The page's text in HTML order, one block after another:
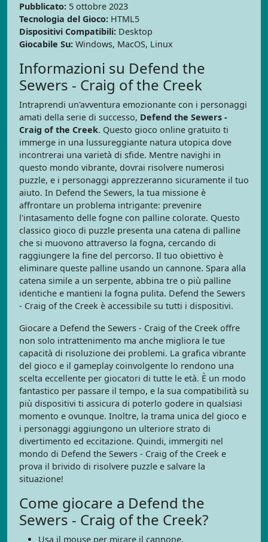
Pubblicato: 5 ottobre 2023
Tecnologia del Gioco: HTML5
Dispositivi Compatibili: Desktop
Giocabile Su: Windows, MacOS, Linux
Informazioni su Defend the
Sewers - Craig of the Creek
Intraprendi un'avventura emozionante con i personaggi
amati della serie di successo, Defend the Sewers -
Craig of the Creek. Questo gioco online gratuito ti
immerge in una lussureggiante natura utopica dove
incontrerai una varietà di sfide. Mentre navighi in
questo mondo vibrante, dovrai risolvere numerosi
puzzle, e i personaggi apprezzeranno sicuramente il tuo
aiuto. In Defend the Sewers, la tua missione è
affrontare un problema intrigante: prevenire
l'intasamento delle fogne con palline colorate. Questo
classico gioco di puzzle presenta una catena di palline
che si muovono attraverso la fogna, cercando di
raggiungere la fine del percorso. Il tuo obiettivo è
eliminare queste palline usando un cannone. Spara alla
catena simile a un serpente, abbina tre o più palline
identiche e mantieni la fogna pulita. Defend the Sewers
- Craig of the Creek è accessibile su tutti i dispositivi.
Giocare a Defend the Sewers - Craig of the Creek offre
non solo intrattenimento ma anche migliora le tue
capacità di risoluzione dei problemi. La grafica vibrante
del gioco e il gameplay coinvolgente lo rendono una
scelta eccellente per giocatori di tutte le età. È un modo
fantastico per passare il tempo, e la sua compatibilità su
più dispositivi ti assicura di poterlo godere in qualsiasi
momento e ovunque. Inoltre, la trama unica del gioco e
i personaggi aggiungono un ulteriore strato di
divertimento ed eccitazione. Quindi, immergiti nel
mondo di Defend the Sewers - Craig of the Creek e
prova il brivido di risolvere puzzle e salvare la
situazione!
Come giocare a Defend the
Sewers - Craig of the Creek?
Usa il mouse per mirare il cannone.